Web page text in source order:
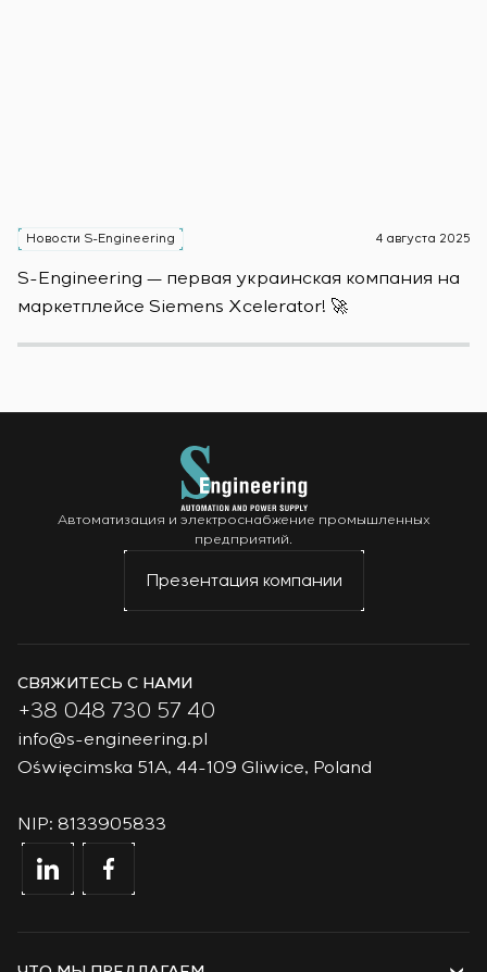
Новости S-Engineering 4 августа 2025
S-Engineering — первая украинская компания на
маркетплейсе Siemens Xcelerator! 🚀
Автоматизация и электроснабжение промышленных
предприятий.
Презентация компании
СВЯЖИТЕСЬ С НАМИ
+38 048 730 57 40
info@s-engineering.pl
Oświęcimska 51A, 44-109 Gliwice, Poland
NIP: 8133905833